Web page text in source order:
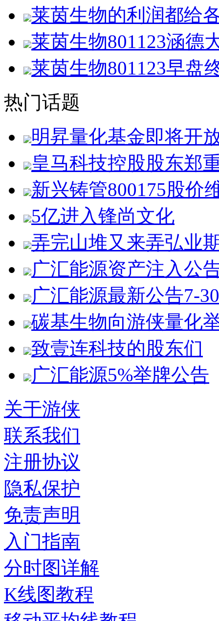
莱茵生物的利润都给
莱茵生物801123涵德
莱茵生物801123早盘
热门话题
明昇量化基金即将开
皇马科技控股股东郑
新兴铸管800175股价
5亿进入锋尚文化
弄完山堆又来弄弘业
广汇能源资产注入公
广汇能源最新公告7-30
碳基生物向游侠量化
致壹连科技的股东们
广汇能源5%举牌公告
关于游侠
联系我们
注册协议
隐私保护
免责声明
入门指南
分时图详解
K线图教程